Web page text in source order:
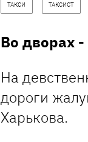
ТАКСИ ТАКСИСТ
Во дворах
На
дороги
Харькова.